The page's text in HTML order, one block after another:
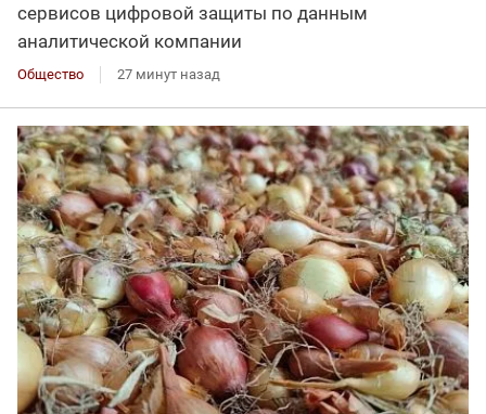
сервисов цифровой защиты по данным
аналитической компании
Общество 27 минут назад